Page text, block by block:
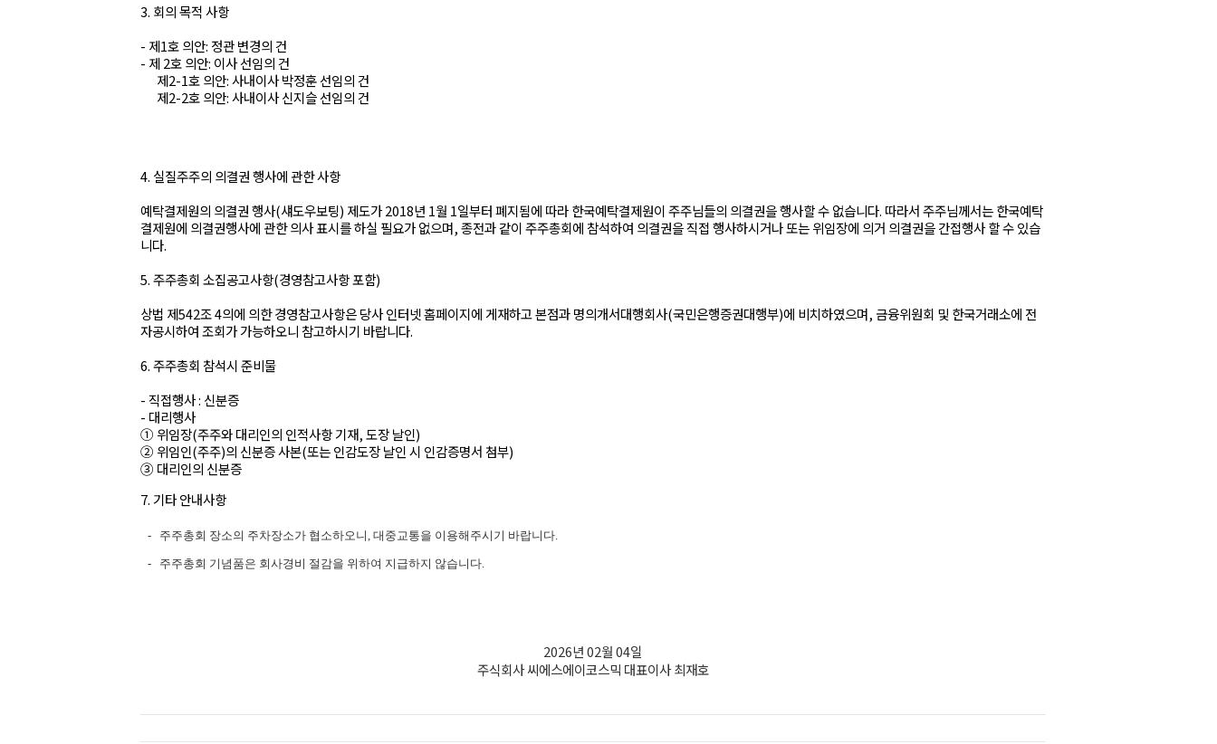
3. 회의 목적 사항
- 제1호 의안: 정관 변경의 건
- 제 2호 의안: 이사 선임의 건
제2-1호 의안: 사내이사 박정훈 선임의 건
제2-2호 의안: 사내이사 신지슬 선임의 건
4. 실질주주의 의결권 행사에 관한 사항
예탁결제원의 의결권 행사(섀도우보팅) 제도가 2018년 1월 1일부터 폐지됨에 따라 한국예탁결제원이 주주님들의 의결권을 행사할 수 없습니다. 따라서 주주님께서는 한국예탁
결제원에 의결권행사에 관한 의사 표시를 하실 필요가 없으며, 종전과 같이 주주총회에 참석하여 의결권을 직접 행사하시거나 또는 위임장에 의거 의결권을 간접행사 할 수 있습
니다.
5. 주주총회 소집공고사항(경영참고사항 포함)
상법 제542조 4의에 의한 경영참고사항은 당사 인터넷 홈페이지에 게재하고 본점과 명의개서대행회사(국민은행증권대행부)에 비치하였으며, 금융위원회 및 한국거래소에 전
자공시하여 조회가 가능하오니 참고하시기 바랍니다.
6. 주주총회 참석시 준비물
- 직접행사 : 신분증
- 대리행사
① 위임장(주주와 대리인의 인적사항 기재, 도장 날인)
② 위임인(주주)의 신분증 사본(또는 인감도장 날인 시 인감증명서 첨부)
③ 대리인의 신분증
7. 기타 안내사항
- 주주총회 장소의 주차장소가 협소하오니, 대중교통을 이용해주시기 바랍니다.
- 주주총회 기념품은 회사경비 절감을 위하여 지급하지 않습니다.
2026년 02월 04일
주식회사 씨에스에이코스믹 대표이사 최재호